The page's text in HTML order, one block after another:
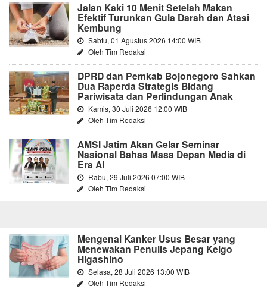
Jalan Kaki 10 Menit Setelah Makan
Efektif Turunkan Gula Darah dan Atasi
Kembung
Sabtu, 01 Agustus 2026 14:00 WIB
Oleh Tim Redaksi
DPRD dan Pemkab Bojonegoro Sahkan
Dua Raperda Strategis Bidang
Pariwisata dan Perlindungan Anak
Kamis, 30 Juli 2026 12:00 WIB
Oleh Tim Redaksi
AMSI Jatim Akan Gelar Seminar
Nasional Bahas Masa Depan Media di
Era AI
Rabu, 29 Juli 2026 07:00 WIB
Oleh Tim Redaksi
Mengenal Kanker Usus Besar yang
Menewakan Penulis Jepang Keigo
Higashino
Selasa, 28 Juli 2026 13:00 WIB
Oleh Tim Redaksi